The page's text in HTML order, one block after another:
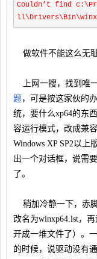
Couldn’t find
做软件不能这么无耻
上网一搜，找到唯
题，可是按这家伙的
统，要什么xp64的东
容运行模式，改成兼
Windows XP SP2以上
出一个对话框，说需
了。
稍加冷静一下，赤
改名为winxp64.lst，
开成一堆文件了）。
的时候，说驱动没有